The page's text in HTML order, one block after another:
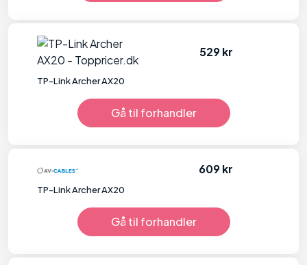
TP-Link Archer AX20
529 kr
Gå til forhandler
TP-Link Archer AX20
609 kr
Gå til forhandler